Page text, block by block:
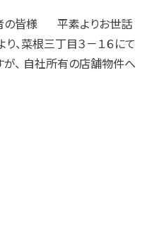
皆様 平素よりお世話
り、菜根三丁目３－１６にて
、 自社所有の店舗物件へ